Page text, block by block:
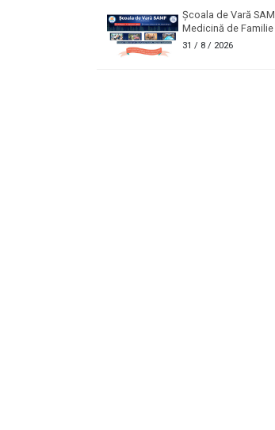
Școala de Vară
Medicină de Familie
31 / 8 / 2026